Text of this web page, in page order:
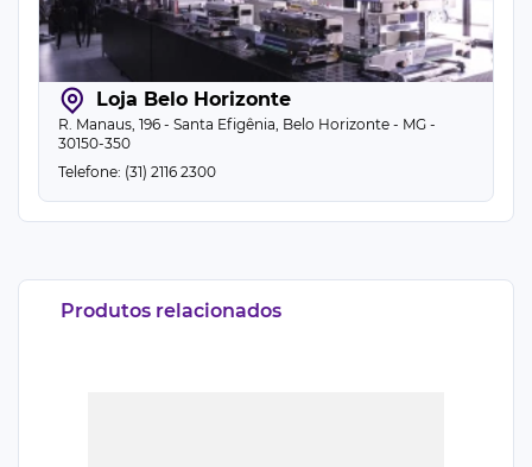
Loja Belo Horizonte
R. Manaus, 196 - Santa Efigênia, Belo Horizonte - MG -
30150-350
Telefone: (31) 2116 2300
Produtos relacionados